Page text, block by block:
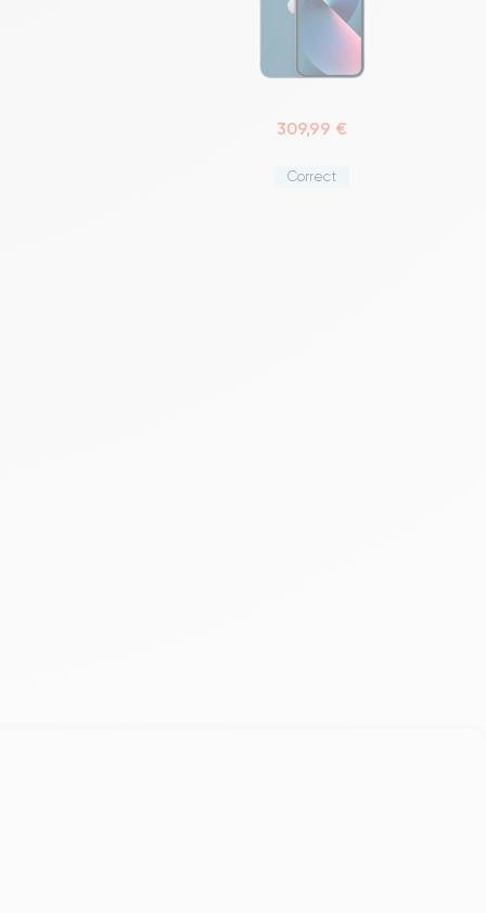
309,99 €
Correct